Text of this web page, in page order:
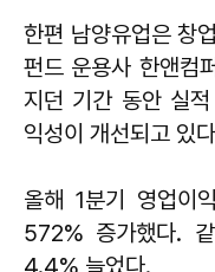
한편 남양유업은 창
펀드 운용사 한앤컴
지던 기간 동안 실
익성이 개선되고 있
올해 1분기 영업이
572% 증가했다.
4.4% 늘었다.